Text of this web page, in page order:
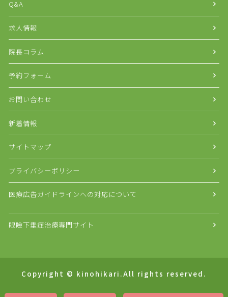
Q&A
求人情報
院長コラム
予約フォーム
お問い合わせ
新着情報
サイトマップ
プライバシーポリシー
医療広告ガイドラインへの対応について
眼瞼下垂症治療専門サイト
Copyright © kinohikari.All rights reserved.